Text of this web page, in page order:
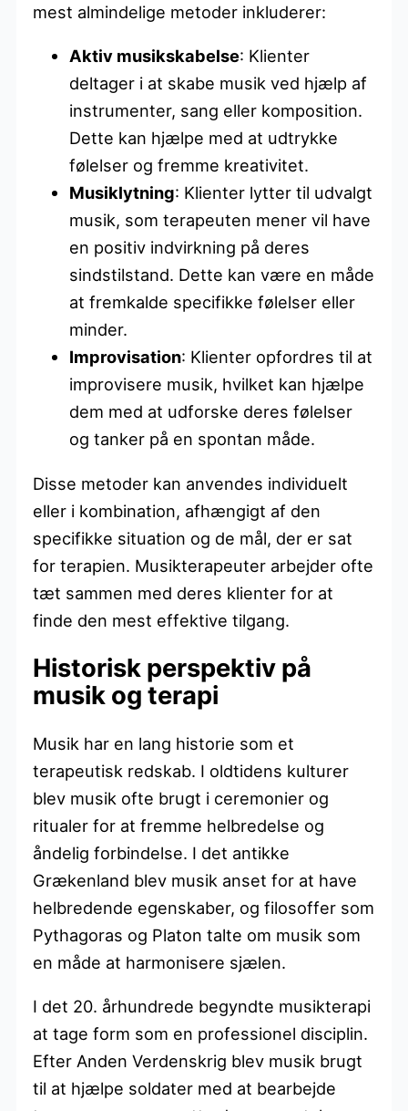
mest almindelige metoder inkluderer:
Aktiv musikskabelse: Klienter
deltager i at skabe musik ved hjælp af
instrumenter, sang eller komposition.
Dette kan hjælpe med at udtrykke
følelser og fremme kreativitet.
Musiklytning: Klienter lytter til udvalgt
musik, som terapeuten mener vil have
en positiv indvirkning på deres
sindstilstand. Dette kan være en måde
at fremkalde specifikke følelser eller
minder.
Improvisation: Klienter opfordres til at
improvisere musik, hvilket kan hjælpe
dem med at udforske deres følelser
og tanker på en spontan måde.
Disse metoder kan anvendes individuelt
eller i kombination, afhængigt af den
specifikke situation og de mål, der er sat
for terapien. Musikterapeuter arbejder ofte
tæt sammen med deres klienter for at
finde den mest effektive tilgang.
Historisk perspektiv på
musik og terapi
Musik har en lang historie som et
terapeutisk redskab. I oldtidens kulturer
blev musik ofte brugt i ceremonier og
ritualer for at fremme helbredelse og
åndelig forbindelse. I det antikke
Grækenland blev musik anset for at have
helbredende egenskaber, og filosoffer som
Pythagoras og Platon talte om musik som
en måde at harmonisere sjælen.
I det 20. århundrede begyndte musikterapi
at tage form som en professionel disciplin.
Efter Anden Verdenskrig blev musik brugt
til at hjælpe soldater med at bearbejde